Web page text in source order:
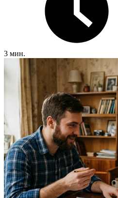
3 мин.